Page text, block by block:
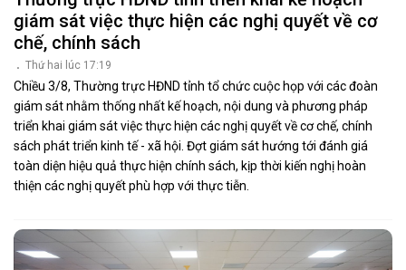
giám sát việc thực hiện các nghị quyết về cơ
chế, chính sách
Thứ hai lúc 17:19
Chiều 3/8, Thường trực HĐND tỉnh tổ chức cuộc họp với các đoàn
giám sát nhằm thống nhất kế hoạch, nội dung và phương pháp
triển khai giám sát việc thực hiện các nghị quyết về cơ chế, chính
sách phát triển kinh tế - xã hội. Đợt giám sát hướng tới đánh giá
toàn diện hiệu quả thực hiện chính sách, kịp thời kiến nghị hoàn
thiện các nghị quyết phù hợp với thực tiễn.